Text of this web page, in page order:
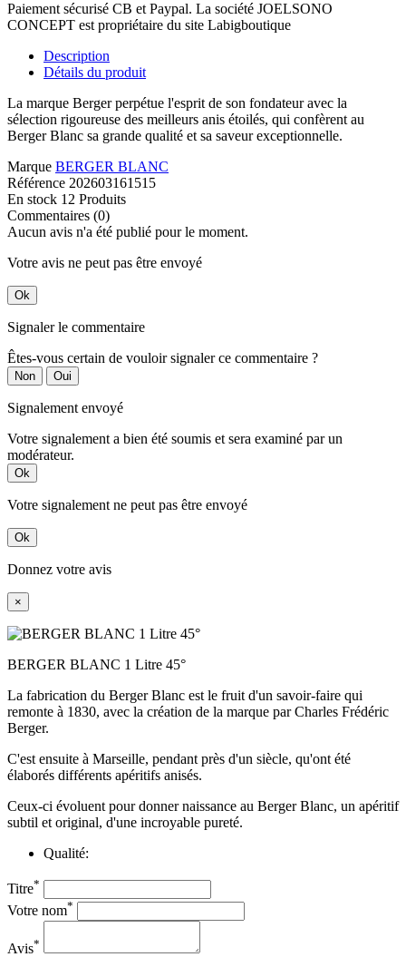
Paiement sécurisé CB et Paypal. La société JOELSONO
CONCEPT est propriétaire du site Labigboutique
Description
Détails du produit
La marque Berger perpétue l'esprit de son fondateur avec la
sélection rigoureuse des meilleurs anis étoilés, qui confèrent au
Berger Blanc sa grande qualité et sa saveur exceptionnelle.
Marque BERGER BLANC
Référence 202603161515
En stock 12 Produits
Commentaires (0)
Aucun avis n'a été publié pour le moment.
Votre avis ne peut pas être envoyé
Ok
Signaler le commentaire
Êtes-vous certain de vouloir signaler ce commentaire ?
Non Oui
Signalement envoyé
Votre signalement a bien été soumis et sera examiné par un
modérateur.
Ok
Votre signalement ne peut pas être envoyé
Ok
Donnez votre avis
×
BERGER BLANC 1 Litre 45°
La fabrication du Berger Blanc est le fruit d'un savoir-faire qui
remonte à 1830, avec la création de la marque par Charles Frédéric
Berger.
C'est ensuite à Marseille, pendant près d'un siècle, qu'ont été
élaborés différents apéritifs anisés.
Ceux-ci évoluent pour donner naissance au Berger Blanc, un apéritif
subtil et original, d'une incroyable pureté.
Qualité:
Titre*
Votre nom*
Avis*